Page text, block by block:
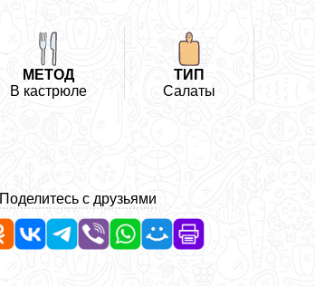
МЕТОД
В кастрюле
ТИП
Салаты
Поделитесь с друзьями